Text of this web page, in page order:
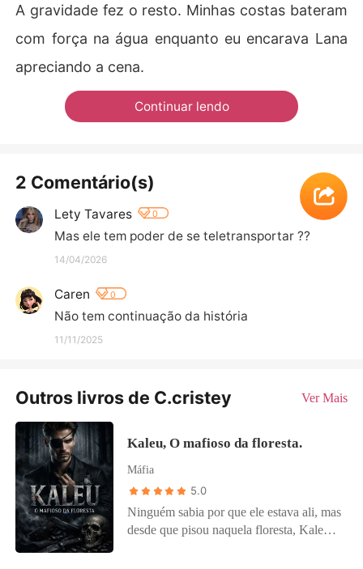
A gravidade fez o resto. Minhas costas bateram
com força na água enquanto eu encarava Lana
apreciando a cena.
Continuar lendo
2 Comentário(s)
Lety Tavares 0
Mas ele tem poder de se teletransportar ??
14/04/2026
Caren 0
Não tem continuação da história
11/11/2025
Outros livros de C.cristey Ver Mais
Kaleu, O mafioso da floresta.
Máfia
5.0
Ninguém sabia por que ele estava ali, mas
desde que pisou naquela floresta, Kaleu